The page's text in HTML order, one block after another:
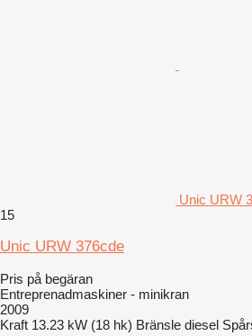
Unic URW
15
Unic URW 376cde
Pris på begäran
Entreprenadmaskiner - minikran
2009
Kraft 13.23 kW (18 hk) Bränsle diesel